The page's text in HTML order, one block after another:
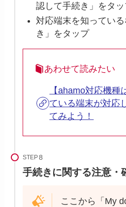
認して手続き」をタ
対応端末を知ってい
き」をタップ
あわせて読みたい
【ahamo対応機種
ている端末が対応
てみよう！
STEP
手続きに関する注意
ここから「My